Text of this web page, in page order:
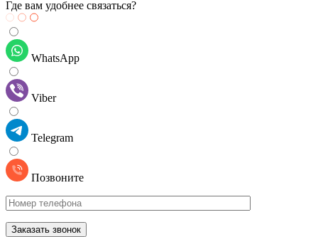
Где вам удобнее связаться?
WhatsApp
Viber
Telegram
Позвоните